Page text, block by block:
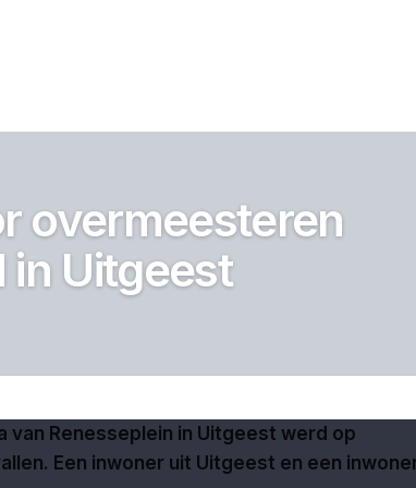
overmeesteren
in Uitgeest
van Renesseplein in Uitgeest werd op
Een inwoner uit Uitgeest en een